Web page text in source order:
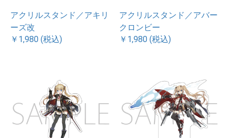
アクリルスタンド／アキリ
ーズ改
￥1,980 (税込)
アクリルスタンド／アバー
クロンビー
￥1,980 (税込)